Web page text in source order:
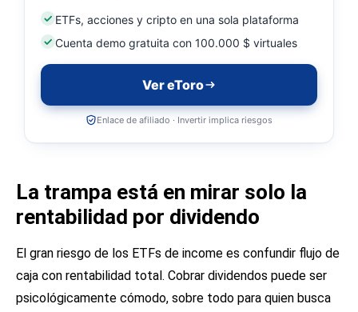
ETFs, acciones y cripto en una sola plataforma
Cuenta demo gratuita con 100.000 $ virtuales
Ver eToro
Enlace de afiliado · Invertir implica riesgos
La trampa está en mirar solo la
rentabilidad por dividendo
El gran riesgo de los ETFs de income es confundir flujo de
caja con rentabilidad total. Cobrar dividendos puede ser
psicológicamente cómodo, sobre todo para quien busca